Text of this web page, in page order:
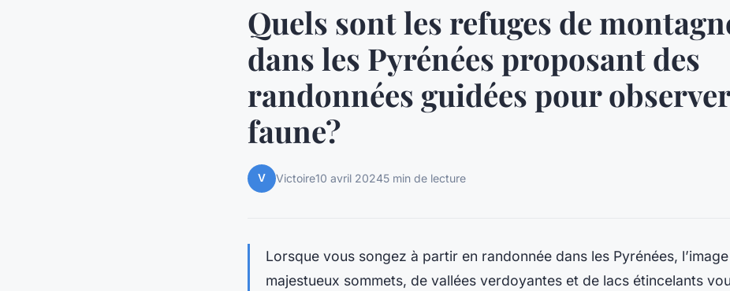
Quels sont les refuges de
dans les Pyrénées proposant des
randonnées guidées pour
faune?
V Victoire10 avril 20245 min de lecture
Lorsque vous songez à partir en randonnée dans les Pyrénées,
majestueux sommets, de vallées verdoyantes et de lacs étincelants